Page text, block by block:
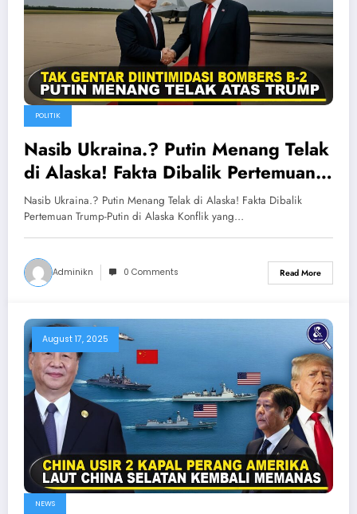
POLITIK
Nasib Ukraina.? Putin Menang Telak
di Alaska! Fakta Dibalik Pertemuan
Trump-Putin di Alaska
Nasib Ukraina.? Putin Menang Telak di Alaska! Fakta Dibalik
Pertemuan Trump-Putin di Alaska Konflik yang…
Adminikn 0 Comments Read More
August 17, 2025
NEWS